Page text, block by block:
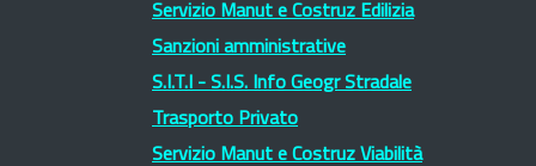
Servizio Manut e Costruz Edilizia
Sanzioni amministrative
S.I.T.I - S.I.S. Info Geogr Stradale
Trasporto Privato
Servizio Manut e Costruz Viabilità